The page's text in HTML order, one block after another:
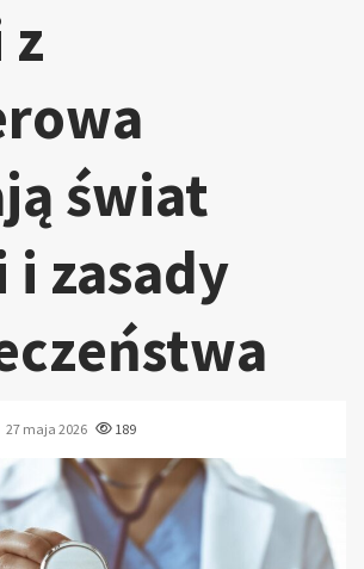
z
świat
zasady
27 maja 2026 189